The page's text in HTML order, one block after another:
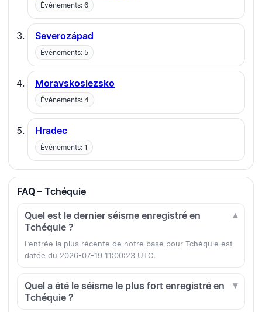
Événements: 6
Severozápad
Événements: 5
Moravskoslezsko
Événements: 4
Hradec
Événements: 1
FAQ – Tchéquie
Quel est le dernier séisme enregistré en
Tchéquie ?
L’entrée la plus récente de notre base pour Tchéquie est
datée du 2026-07-19 11:00:23 UTC.
Quel a été le séisme le plus fort enregistré en
Tchéquie ?